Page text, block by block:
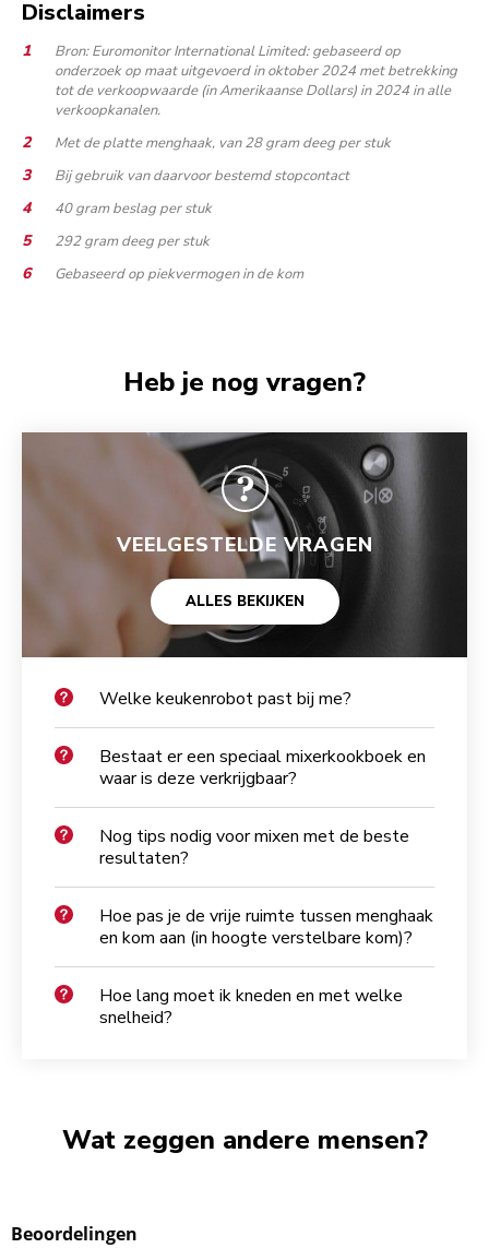
Disclaimers
Bron: Euromonitor International Limited: gebaseerd op
onderzoek op maat uitgevoerd in oktober 2024 met betrekking
tot de verkoopwaarde (in Amerikaanse Dollars) in 2024 in alle
verkoopkanalen.
Met de platte menghaak, van 28 gram deeg per stuk
Bij gebruik van daarvoor bestemd stopcontact
40 gram beslag per stuk
292 gram deeg per stuk
Gebaseerd op piekvermogen in de kom
Heb je nog vragen?
VEELGESTELDE VRAGEN
ALLES BEKIJKEN
Welke keukenrobot past bij me?
Bestaat er een speciaal mixerkookboek en
waar is deze verkrijgbaar?
Nog tips nodig voor mixen met de beste
resultaten?
Hoe pas je de vrije ruimte tussen menghaak
en kom aan (in hoogte verstelbare kom)?
Hoe lang moet ik kneden en met welke
snelheid?
Wat zeggen andere mensen?